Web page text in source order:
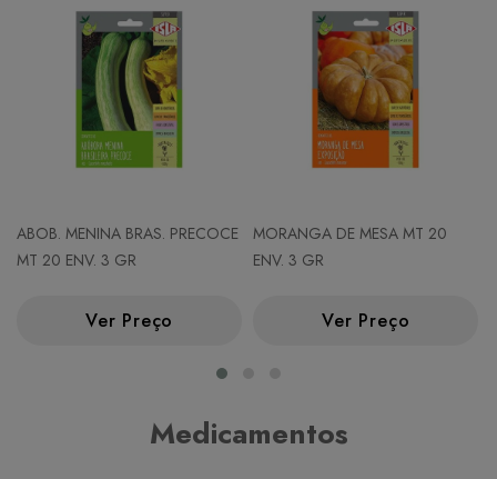
ABOB. MENINA BRAS. PRECOCE
MT 20 ENV. 3 GR
Ver Preço
MORANGA DE MESA MT 20
ENV. 3 GR
Ver Preço
Medicamentos